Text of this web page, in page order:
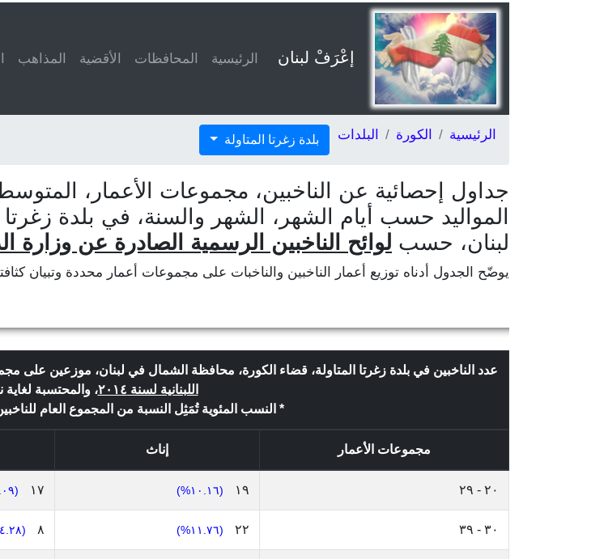
إعْرَفْ لبنان الرئيسية المحافظات الأقضية المذاهب
الرئيسية الكورة البلدات بلدة زغرتا المتاولة
جداول إحصائية عن الناخبين، مجموعات الأعمار،
المواليد حسب أيام الشهر، الشهر والسنة، في بلدة
لبنان، حسب لوائح الناخبين الرسمية الصادرة عن وزارة
يوضّح الجدول أدناه توزيع أعمار الناخبين والناخبات على مجموعات أعمار محددة وتبيان
عدد الناخبين في بلدة زغرتا المتاولة، قضاء الكورة، محافظة الشمال في لبنان، موزعين على
اللبنانية لسنة ٢٠١٤
، والمحتسبة لغاية
* النسب المئوية تُمَثِل النسبة من المجموع العام للناخبين
مجموعات الأعمار إناث
٢٠ - ٢٩ ١٩ (١٠.١٦%) ١٧ (٩.٠٩%)
٣٠ - ٣٩ ٢٢ (١١.٧٦%) ٨ (٤.٢٨%)